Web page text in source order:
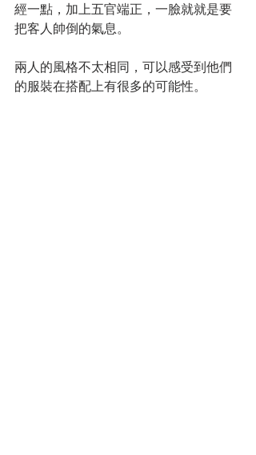
經一點，加上五官端正，一臉就就是要
把客人帥倒的氣息。
兩人的風格不太相同，可以感受到他們
的服裝在搭配上有很多的可能性。